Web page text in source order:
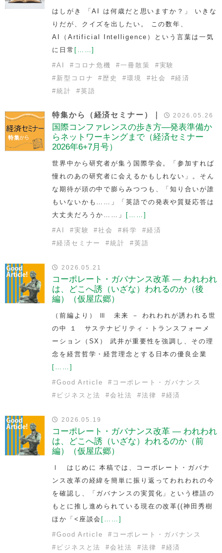
はしがき 「AI は何歳だと思いますか？」 いきな
りだが、クイズを出したい。 この数年、
AI（Artificial Intelligence）という言葉は一気
に日常 [……]
#AI # コロナ危機 # 一冊散策 #実験
# 新型コロナ # 歴史 #環境 #社会 #経済
#統計 #英語
特集から（経済セミナー）｜ 2026.05.26
国際コンファレンスの歩き方—発表準備か
らネットワーキングまで（経済セミナー
2026年6+7月号）
世界中から研究者が集う国際学会。「参加すれば
憧れのあの研究者に会えるかもしれない」。そん
な期待が頭の中で膨らみつつも、「知り合いが誰
もいないかも……」「英語での発表や質疑応答は
大丈夫だろうか……」 [……]
#AI #実験 #社会 #科学 #経済
#経済セミナー #統計 #英語
2026.05.21
コーポレート・ガバナンス改革 — われわれ
は、どこへ誘（いざな）われるのか（後
編）（仮屋広郷）
（前編より） Ⅲ 未来 － われわれが誘われる世
の中 １ サステナビリティ・トランスフォーメ
ーション（SX） 武井が重要性を強調し、その理
念を経営哲学・経営理念とする日本の優良企業
[……]
#Good Article # コーポレート・ガバナンス
# ビジネスと法 #会社法 #法律 #経済
2026.05.19
コーポレート・ガバナンス改革 — われわれ
は、どこへ誘（いざな）われるのか（前
編）（仮屋広郷）
Ⅰ はじめに 本稿では、コーポレート・ガバナ
ンス改革の経緯を簡単に振り返ってわれわれの今
を確認し、「ガバナンスの実質化」という標語の
もとに推し進められている現在の改革((神田秀樹
ほか「<座談会 [……]
#Good Article # コーポレート・ガバナンス
# ビジネスと法 #会社法 #法律 #経済